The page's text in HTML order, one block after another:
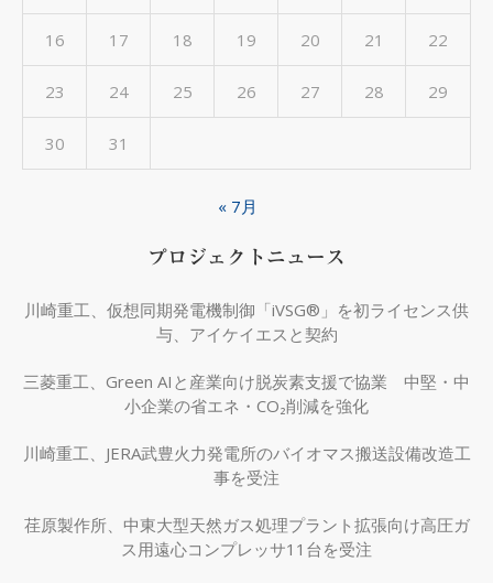
16 17 18 19 20 21 22
23 24 25 26 27 28 29
30 31
« 7月
プロジェクトニュース
川崎重工、仮想同期発電機制御「iVSG®」を初ライセンス供
与、アイケイエスと契約
三菱重工、Green AIと産業向け脱炭素支援で協業 中堅・中
小企業の省エネ・CO₂削減を強化
川崎重工、JERA武豊火力発電所のバイオマス搬送設備改造工
事を受注
荏原製作所、中東大型天然ガス処理プラント拡張向け高圧ガ
ス用遠心コンプレッサ11台を受注